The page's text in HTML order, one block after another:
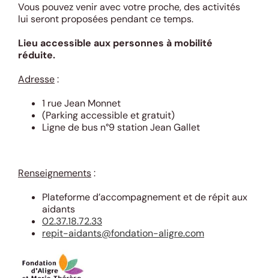
Vous pouvez venir avec votre proche, des activités
lui seront proposées pendant ce temps.
Lieu accessible aux personnes à mobilité
réduite.
Adresse:
1 rue Jean Monnet
(Parking accessible et gratuit)
Ligne de bus n°9 station Jean Gallet
Renseignements:
Plateforme d’accompagnement et de répit aux
aidants
02.37.18.72.33
repit-aidants@fondation-aligre.com